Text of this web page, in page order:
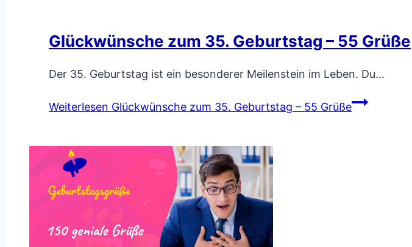
Glückwünsche zum 35. Geburtstag – 55 Grüße
Der 35. Geburtstag ist ein besonderer Meilenstein im Leben. Du…
Weiterlesen Glückwünsche zum 35. Geburtstag – 55 Grüße